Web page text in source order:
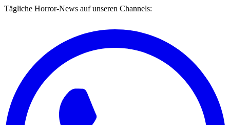
Tägliche Horror-News auf unseren Channels: